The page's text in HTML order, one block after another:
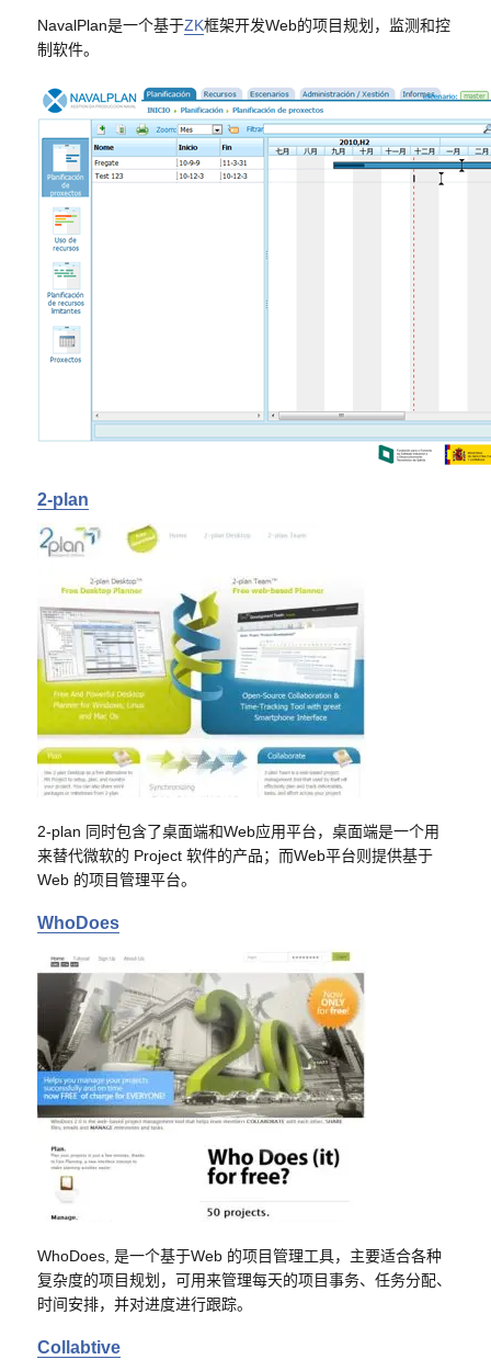
NavalPlan是一个基于ZK框架开发Web的项目规划，监测和控
制软件。
2-plan
2-plan 同时包含了桌面端和Web应用平台，桌面端是一个用
来替代微软的 Project 软件的产品；而Web平台则提供基于
Web 的项目管理平台。
WhoDoes
WhoDoes, 是一个基于Web 的项目管理工具，主要适合各种
复杂度的项目规划，可用来管理每天的项目事务、任务分配、
时间安排，并对进度进行跟踪。
Collabtive